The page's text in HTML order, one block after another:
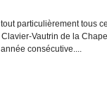
particulièrement tous
Vautrin de la
consécutive....